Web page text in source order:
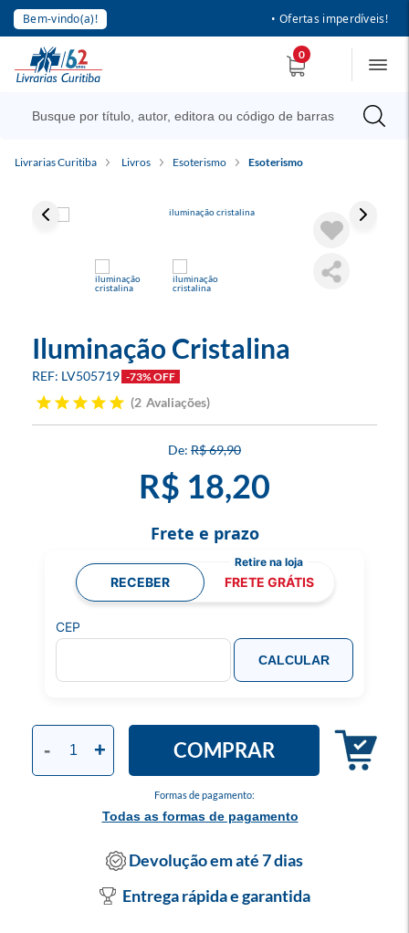
Bem-vindo(a)! • Ofertas imperdíveis!
0
Livrarias Curitiba Livros Esoterismo Esoterismo
Iluminação Cristalina
LV505719 -73% OFF
2 Avaliações
R$ 69,90
R$ 18,20
Formas de pagamento:
Todas as formas de pagamento
- + COMPRAR
Frete e prazo
RECEBER FRETE GRÁTIS
CEP
CALCULAR
Devolução em até 7 dias
Entrega rápida e garantida